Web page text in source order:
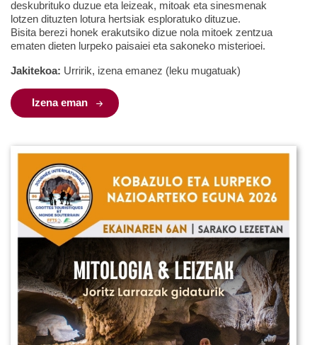
deskubrituko duzue eta leizeak, mitoak eta sinesmenak
lotzen dituzten lotura hertsiak esploratuko dituzue.
Bisita berezi honek erakutsiko dizue nola mitoek zentzua
ematen dieten lurpeko paisaiei eta sakoneko misterioei.
Jakitekoa: Urririk, izena emanez (leku mugatuak)
Izena eman